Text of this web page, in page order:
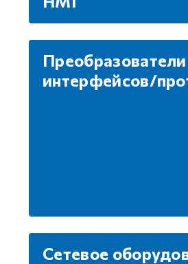
Преобразователи
интерфейсов/
Сетевое
GCAN